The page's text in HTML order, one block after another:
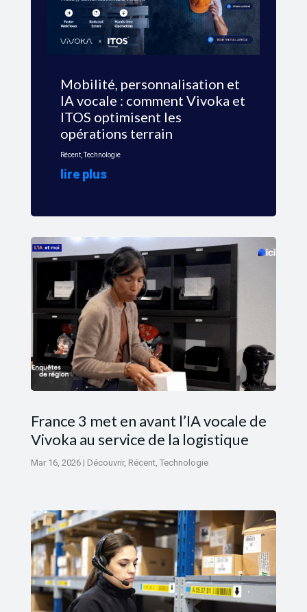
Mobilité, personnalisation et
IA vocale : comment Vivoka et
ITOS optimisent les
opérations terrain
Récent,Technologie
lire plus
France 3 met en avant l’IA vocale de
Vivoka au service de la logistique
Mar 16, 2026| Découvrir, Récent, Technologie